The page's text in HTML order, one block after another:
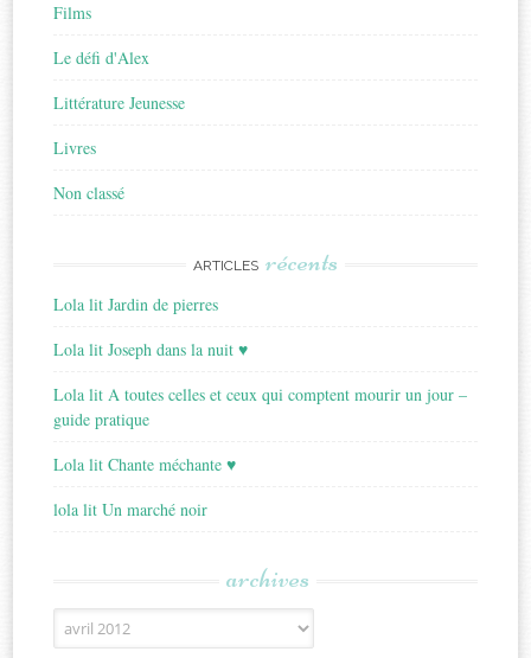
Films
Le défi d'Alex
Littérature Jeunesse
Livres
Non classé
ARTICLES récents
Lola lit Jardin de pierres
Lola lit Joseph dans la nuit ♥
Lola lit A toutes celles et ceux qui comptent mourir un jour –
guide pratique
Lola lit Chante méchante ♥
lola lit Un marché noir
archives
Archives